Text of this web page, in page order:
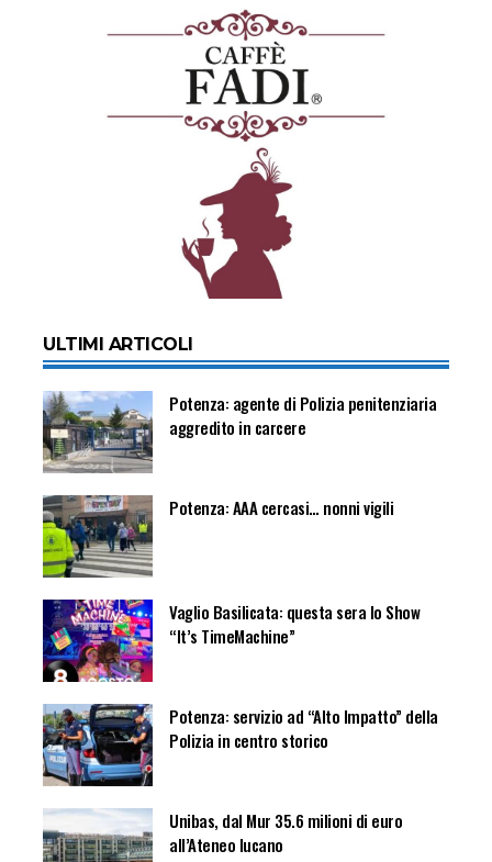
ULTIMI ARTICOLI
Potenza: agente di Polizia penitenziaria
aggredito in carcere
Potenza: AAA cercasi… nonni vigili
Vaglio Basilicata: questa sera lo Show
“It’s TimeMachine”
Potenza: servizio ad “Alto Impatto” della
Polizia in centro storico
Unibas, dal Mur 35.6 milioni di euro
all’Ateneo lucano